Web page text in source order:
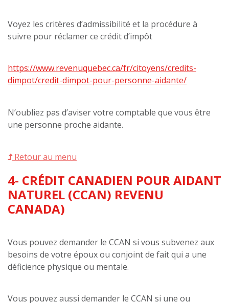
Voyez les critères d’admissibilité et la procédure à
suivre pour réclamer ce crédit d’impôt
https://www.revenuquebec.ca/fr/citoyens/credits-
dimpot/credit-dimpot-pour-personne-aidante/
N’oubliez pas d’aviser votre comptable que vous être
une personne proche aidante.
Retour au menu
4- CRÉDIT CANADIEN POUR AIDANT
NATUREL (CCAN) REVENU
CANADA)
Vous pouvez demander le CCAN si vous subvenez aux
besoins de votre époux ou conjoint de fait qui a une
déficience physique ou mentale.
Vous pouvez aussi demander le CCAN si une ou